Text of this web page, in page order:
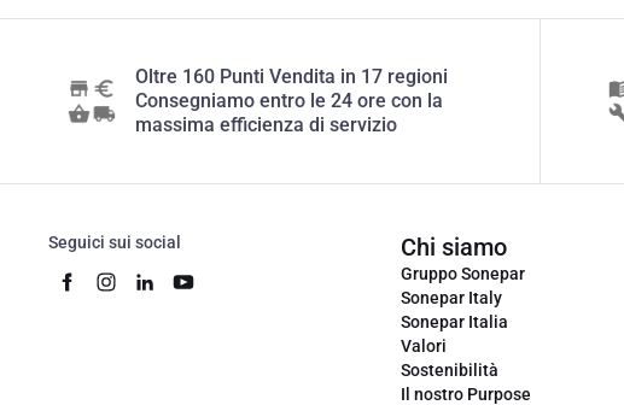
Oltre 160 Punti Vendita in 17 regioni
Consegniamo entro le 24 ore con la
massima efficienza di servizio
Seguici sui social Chi siamo
Gruppo Sonepar
Sonepar Italy
Sonepar Italia
Valori
Sostenibilità
Il nostro Purpose